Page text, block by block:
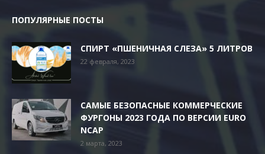
ПОПУЛЯРНЫЕ ПОСТЫ
СПИРТ «ПШЕНИЧНАЯ СЛЕЗА» 5 ЛИТРОВ
22 февраля, 2023
САМЫЕ БЕЗОПАСНЫЕ КОММЕРЧЕСКИЕ
ФУРГОНЫ 2023 ГОДА ПО ВЕРСИИ EURO
NCAP
2 марта, 2023